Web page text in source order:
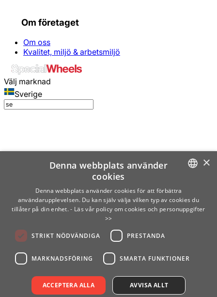
Om företaget
Om oss
Kvalitet, miljö & arbetsmiljö
Välj marknad
Sverige
SWEDISH
×
Denna webbplats använder
cookies
Denna webbplats använder cookies för att förbättra
användarupplevelsen. Du kan själv välja vilken typ av cookies du
tillåter på din enhet. - Läs vår policy om cookies och personuppgifter
>>
STRIKT NÖDVÄNDIGA PRESTANDA
MARKNADSFÖRING SMARTA FUNKTIONER
ACCEPTERA ALLA AVVISA ALLT